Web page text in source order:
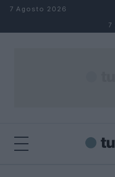
Salta al contenuto
7 Agosto 2026
7